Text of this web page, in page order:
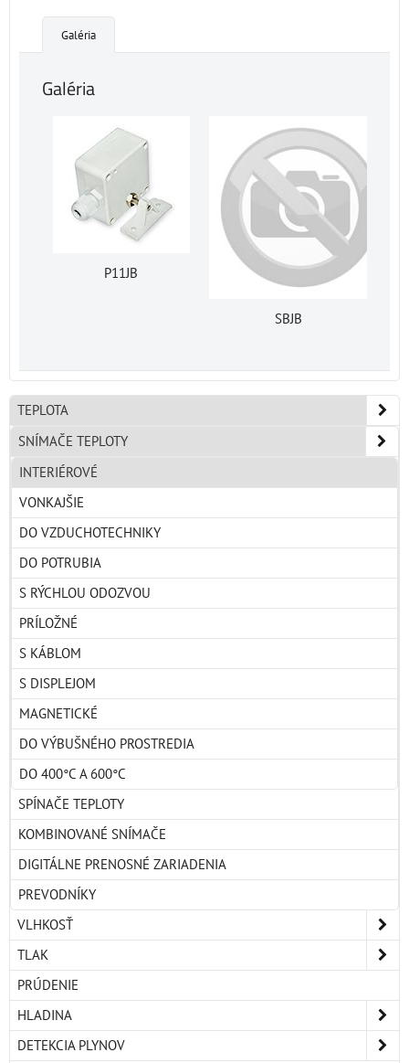
Galéria
Galéria
P11JB
SBJB
TEPLOTA
SNÍMAČE TEPLOTY
INTERIÉROVÉ
VONKAJŠIE
DO VZDUCHOTECHNIKY
DO POTRUBIA
S RÝCHLOU ODOZVOU
PRÍLOŽNÉ
S KÁBLOM
S DISPLEJOM
MAGNETICKÉ
DO VÝBUŠNÉHO PROSTREDIA
DO 400°C A 600°C
SPÍNAČE TEPLOTY
KOMBINOVANÉ SNÍMAČE
DIGITÁLNE PRENOSNÉ ZARIADENIA
PREVODNÍKY
VLHKOSŤ
TLAK
PRÚDENIE
HLADINA
DETEKCIA PLYNOV